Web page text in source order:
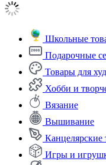
Школьные
Подарочные
Товары для
Хобби и
Вязание
Вышивание
Канцелярские
Игры и